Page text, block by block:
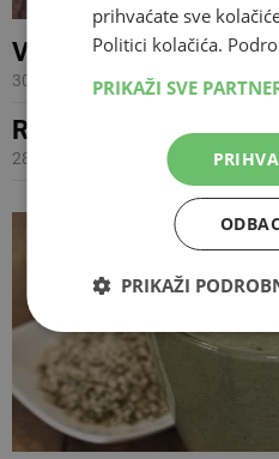
Voćka koja podiže
30.09.2017 09:25
Recept: Pečene
28.08.2015 15:09
prihvaćate sve
Politici kolačića.
PRIKAŽI SVE
PRIKAŽI